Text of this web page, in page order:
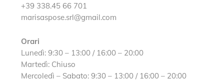
+39 338.45 66 701
marisaspose.srl@gmail.com
Orari
Lunedì: 9:30 – 13:00 / 16:00 – 20:00
Martedì: Chiuso
Mercoledì – Sabato: 9:30 – 13:00 / 16:00 – 20:00